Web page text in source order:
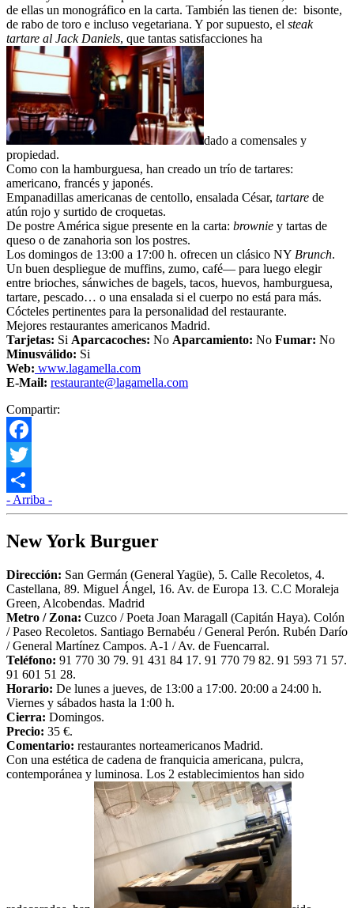
de ellas un monográfico en la carta. También las tienen de: bisonte,
de rabo de toro e incluso vegetariana. Y por supuesto, el steak
tartare al Jack Daniels, que tantas satisfacciones ha
dado a comensales y
propiedad.
Como con la hamburguesa, han creado un trío de tartares:
americano, francés y japonés.
Empanadillas americanas de centollo, ensalada César, tartare de
atún rojo y surtido de croquetas.
De postre América sigue presente en la carta: brownie y tartas de
queso o de zanahoria son los postres.
Los domingos de 13:00 a 17:00 h. ofrecen un clásico NY Brunch.
Un buen despliegue de muffins, zumo, café— para luego elegir
entre brioches, sánwiches de bagels, tacos, huevos, hamburguesa,
tartare, pescado… o una ensalada si el cuerpo no está para más.
Cócteles pertinentes para la personalidad del restaurante.
Mejores restaurantes americanos Madrid.
Tarjetas: Si Aparcacoches: No Aparcamiento: No Fumar: No
Minusválido: Si
Web: www.lagamella.com
E-Mail: restaurante@lagamella.com
Compartir:
Facebook
Twitter
Compartir
- Arriba -
New York Burguer
Dirección: San Germán (General Yagüe), 5. Calle Recoletos, 4.
Castellana, 89. Miguel Ángel, 16. Av. de Europa 13. C.C Moraleja
Green, Alcobendas. Madrid
Metro / Zona: Cuzco / Poeta Joan Maragall (Capitán Haya). Colón
/ Paseo Recoletos. Santiago Bernabéu / General Perón. Rubén Darío
/ General Martínez Campos. A-1 / Av. de Fuencarral.
Teléfono: 91 770 30 79. 91 431 84 17. 91 770 79 82. 91 593 71 57.
91 601 51 28.
Horario: De lunes a jueves, de 13:00 a 17:00. 20:00 a 24:00 h.
Viernes y sábados hasta la 1:00 h.
Cierra: Domingos.
Precio: 35 €.
Comentario: restaurantes norteamericanos Madrid.
Con una estética de cadena de franquicia americana, pulcra,
contemporánea y luminosa. Los 2 establecimientos han sido